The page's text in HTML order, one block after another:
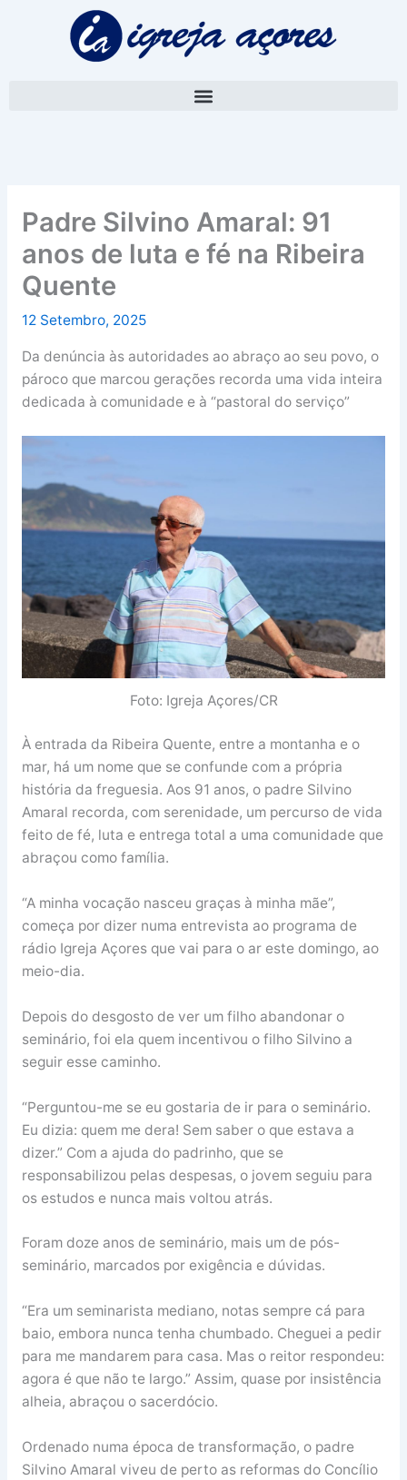
Padre Silvino Amaral: 91
anos de luta e fé na Ribeira
Quente
12 Setembro, 2025
Da denúncia às autoridades ao abraço ao seu povo, o
pároco que marcou gerações recorda uma vida inteira
dedicada à comunidade e à “pastoral do serviço”
Foto: Igreja Açores/CR
À entrada da Ribeira Quente, entre a montanha e o
mar, há um nome que se confunde com a própria
história da freguesia. Aos 91 anos, o padre Silvino
Amaral recorda, com serenidade, um percurso de vida
feito de fé, luta e entrega total a uma comunidade que
abraçou como família.
“A minha vocação nasceu graças à minha mãe”,
começa por dizer numa entrevista ao programa de
rádio Igreja Açores que vai para o ar este domingo, ao
meio-dia.
Depois do desgosto de ver um filho abandonar o
seminário, foi ela quem incentivou o filho Silvino a
seguir esse caminho.
“Perguntou-me se eu gostaria de ir para o seminário.
Eu dizia: quem me dera! Sem saber o que estava a
dizer.” Com a ajuda do padrinho, que se
responsabilizou pelas despesas, o jovem seguiu para
os estudos e nunca mais voltou atrás.
Foram doze anos de seminário, mais um de pós-
seminário, marcados por exigência e dúvidas.
“Era um seminarista mediano, notas sempre cá para
baio, embora nunca tenha chumbado. Cheguei a pedir
para me mandarem para casa. Mas o reitor respondeu:
agora é que não te largo.” Assim, quase por insistência
alheia, abraçou o sacerdócio.
Ordenado numa época de transformação, o padre
Silvino Amaral viveu de perto as reformas do Concílio